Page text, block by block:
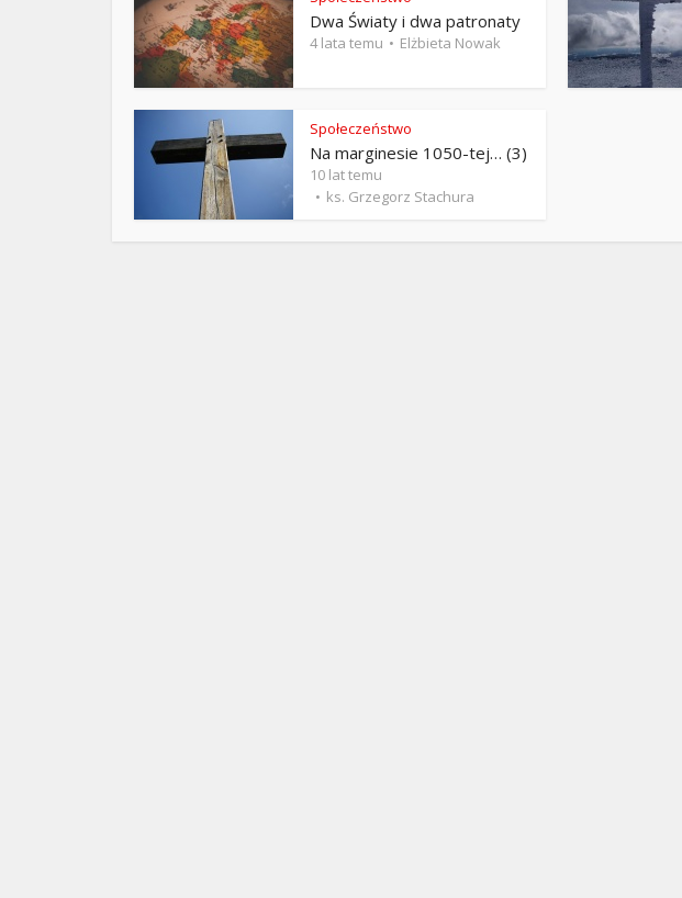
Dwa Światy i dwa patronaty
4 lata temu Elżbieta Nowak
Społeczeństwo
Na marginesie 1050-tej… (3)
10 lat temu
ks. Grzegorz Stachura
Ewangelia i Ty – 29 grudnia
ks. Stefan Radziszewski